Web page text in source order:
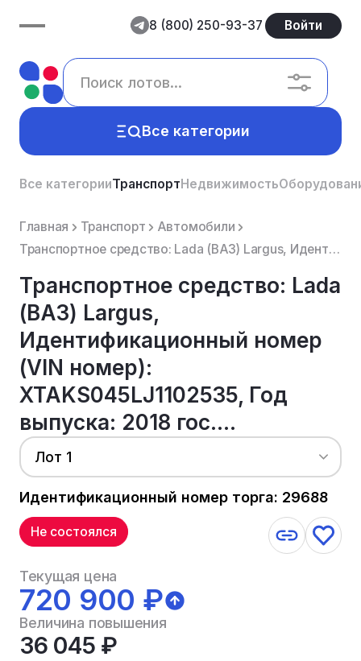
8 (800) 250-93-37 Войти
Все категории
Все категорииТранспортНедвижимость
Главная Транспорт
Автомобили
Транспортное средство: Lada (ВАЗ) Largus, Идентификационный номер (VIN номер): XTAKS045LJ1102535, Го...
Транспортное средство: Lada
(ВАЗ) Largus,
Идентификационный номер
(VIN номер):
XTAKS045LJ1102535, Год
выпуска: 2018 гос....
Лот 1
Идентификационный номер торга: 29688
Не состоялся
Текущая цена
720 900 ₽
Величина повышения
36 045 ₽